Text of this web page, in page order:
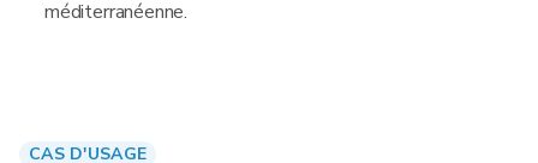
méditerranéenne.
CAS D'USAGE